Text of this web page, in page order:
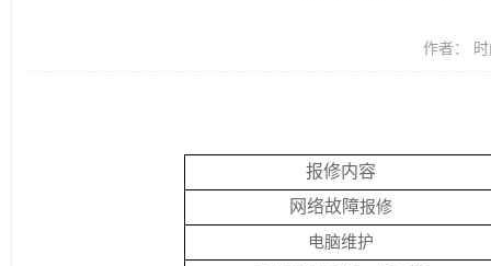
作者： 时
报修内容
网络故障报修
电脑维护